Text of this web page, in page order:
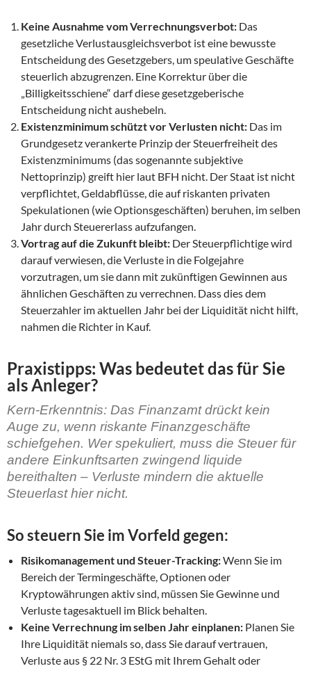
Keine Ausnahme vom Verrechnungsverbot: Das
gesetzliche Verlustausgleichsverbot ist eine bewusste
Entscheidung des Gesetzgebers, um speulative Geschäfte
steuerlich abzugrenzen. Eine Korrektur über die
„Billigkeitsschiene“ darf diese gesetzgeberische
Entscheidung nicht aushebeln.
Existenzminimum schützt vor Verlusten nicht: Das im
Grundgesetz verankerte Prinzip der Steuerfreiheit des
Existenzminimums (das sogenannte subjektive
Nettoprinzip) greift hier laut BFH nicht. Der Staat ist nicht
verpflichtet, Geldabflüsse, die auf riskanten privaten
Spekulationen (wie Optionsgeschäften) beruhen, im selben
Jahr durch Steuererlass aufzufangen.
Vortrag auf die Zukunft bleibt: Der Steuerpflichtige wird
darauf verwiesen, die Verluste in die Folgejahre
vorzutragen, um sie dann mit zukünftigen Gewinnen aus
ähnlichen Geschäften zu verrechnen. Dass dies dem
Steuerzahler im aktuellen Jahr bei der Liquidität nicht hilft,
nahmen die Richter in Kauf.
Praxistipps: Was bedeutet das für Sie
als Anleger?
Kern-Erkenntnis: Das Finanzamt drückt kein
Auge zu, wenn riskante Finanzgeschäfte
schiefgehen. Wer spekuliert, muss die Steuer für
andere Einkunftsarten zwingend liquide
bereithalten – Verluste mindern die aktuelle
Steuerlast hier nicht.
So steuern Sie im Vorfeld gegen:
Risikomanagement und Steuer-Tracking:Wenn Sie im
Bereich der Termingeschäfte, Optionen oder
Kryptowährungen aktiv sind, müssen Sie Gewinne und
Verluste tagesaktuell im Blick behalten.
Keine Verrechnung im selben Jahr einplanen: Planen Sie
Ihre Liquidität niemals so, dass Sie darauf vertrauen,
Verluste aus § 22 Nr. 3 EStG mit Ihrem Gehalt oder